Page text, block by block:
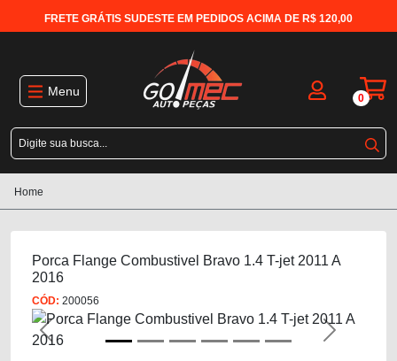
FRETE GRÁTIS SUDESTE EM PEDIDOS ACIMA DE R$ 120,00
Menu 0
Home
Porca Flange Combustivel Bravo 1.4 T-jet 2011 A
2016
CÓD: 200056
Previous Next